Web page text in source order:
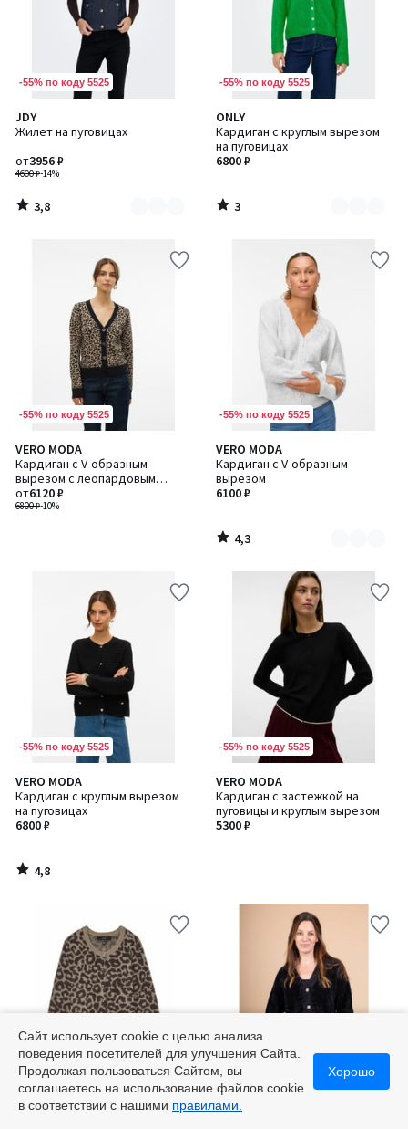
-55% по коду 5525
JDY
Жилет на пуговицах
4600 ₽-14%
от3956 ₽
3,8
/ 5
Количество
цветов:
3,8
/
-55% по коду 5525
ONLY
Кардиган с круглым вырезом
на пуговицах
6800 ₽
3
/
5
Количество
цветов:
2
3
/
-55% по коду 5525
VERO MODA
Кардиган с V-образным
вырезом с леопардовым
принтом
6800 ₽-10%
от6120 ₽
-55% по коду 5525
VERO MODA
Кардиган с V-образным
вырезом
6100 ₽
4,3
/ 5
Количество
цветов:
2
4,3
/
-55% по коду 5525
VERO MODA
Кардиган с круглым вырезом
на пуговицах
6800 ₽
4,8
/ 5
4,8
/
-55% по коду 5525
VERO MODA
Кардиган с застежкой на
пуговицы и круглым вырезом
5300 ₽
-55% по коду 5525
VERO MODA
5
-55% по коду 5525
SEE U SOON
Сайт использует cookie с целью анализа
поведения посетителей для улучшения Сайта.
Продолжая пользоваться Сайтом, вы
соглашаетесь на использование файлов cookie
в соответствии с нашими правилами.
Хорошо